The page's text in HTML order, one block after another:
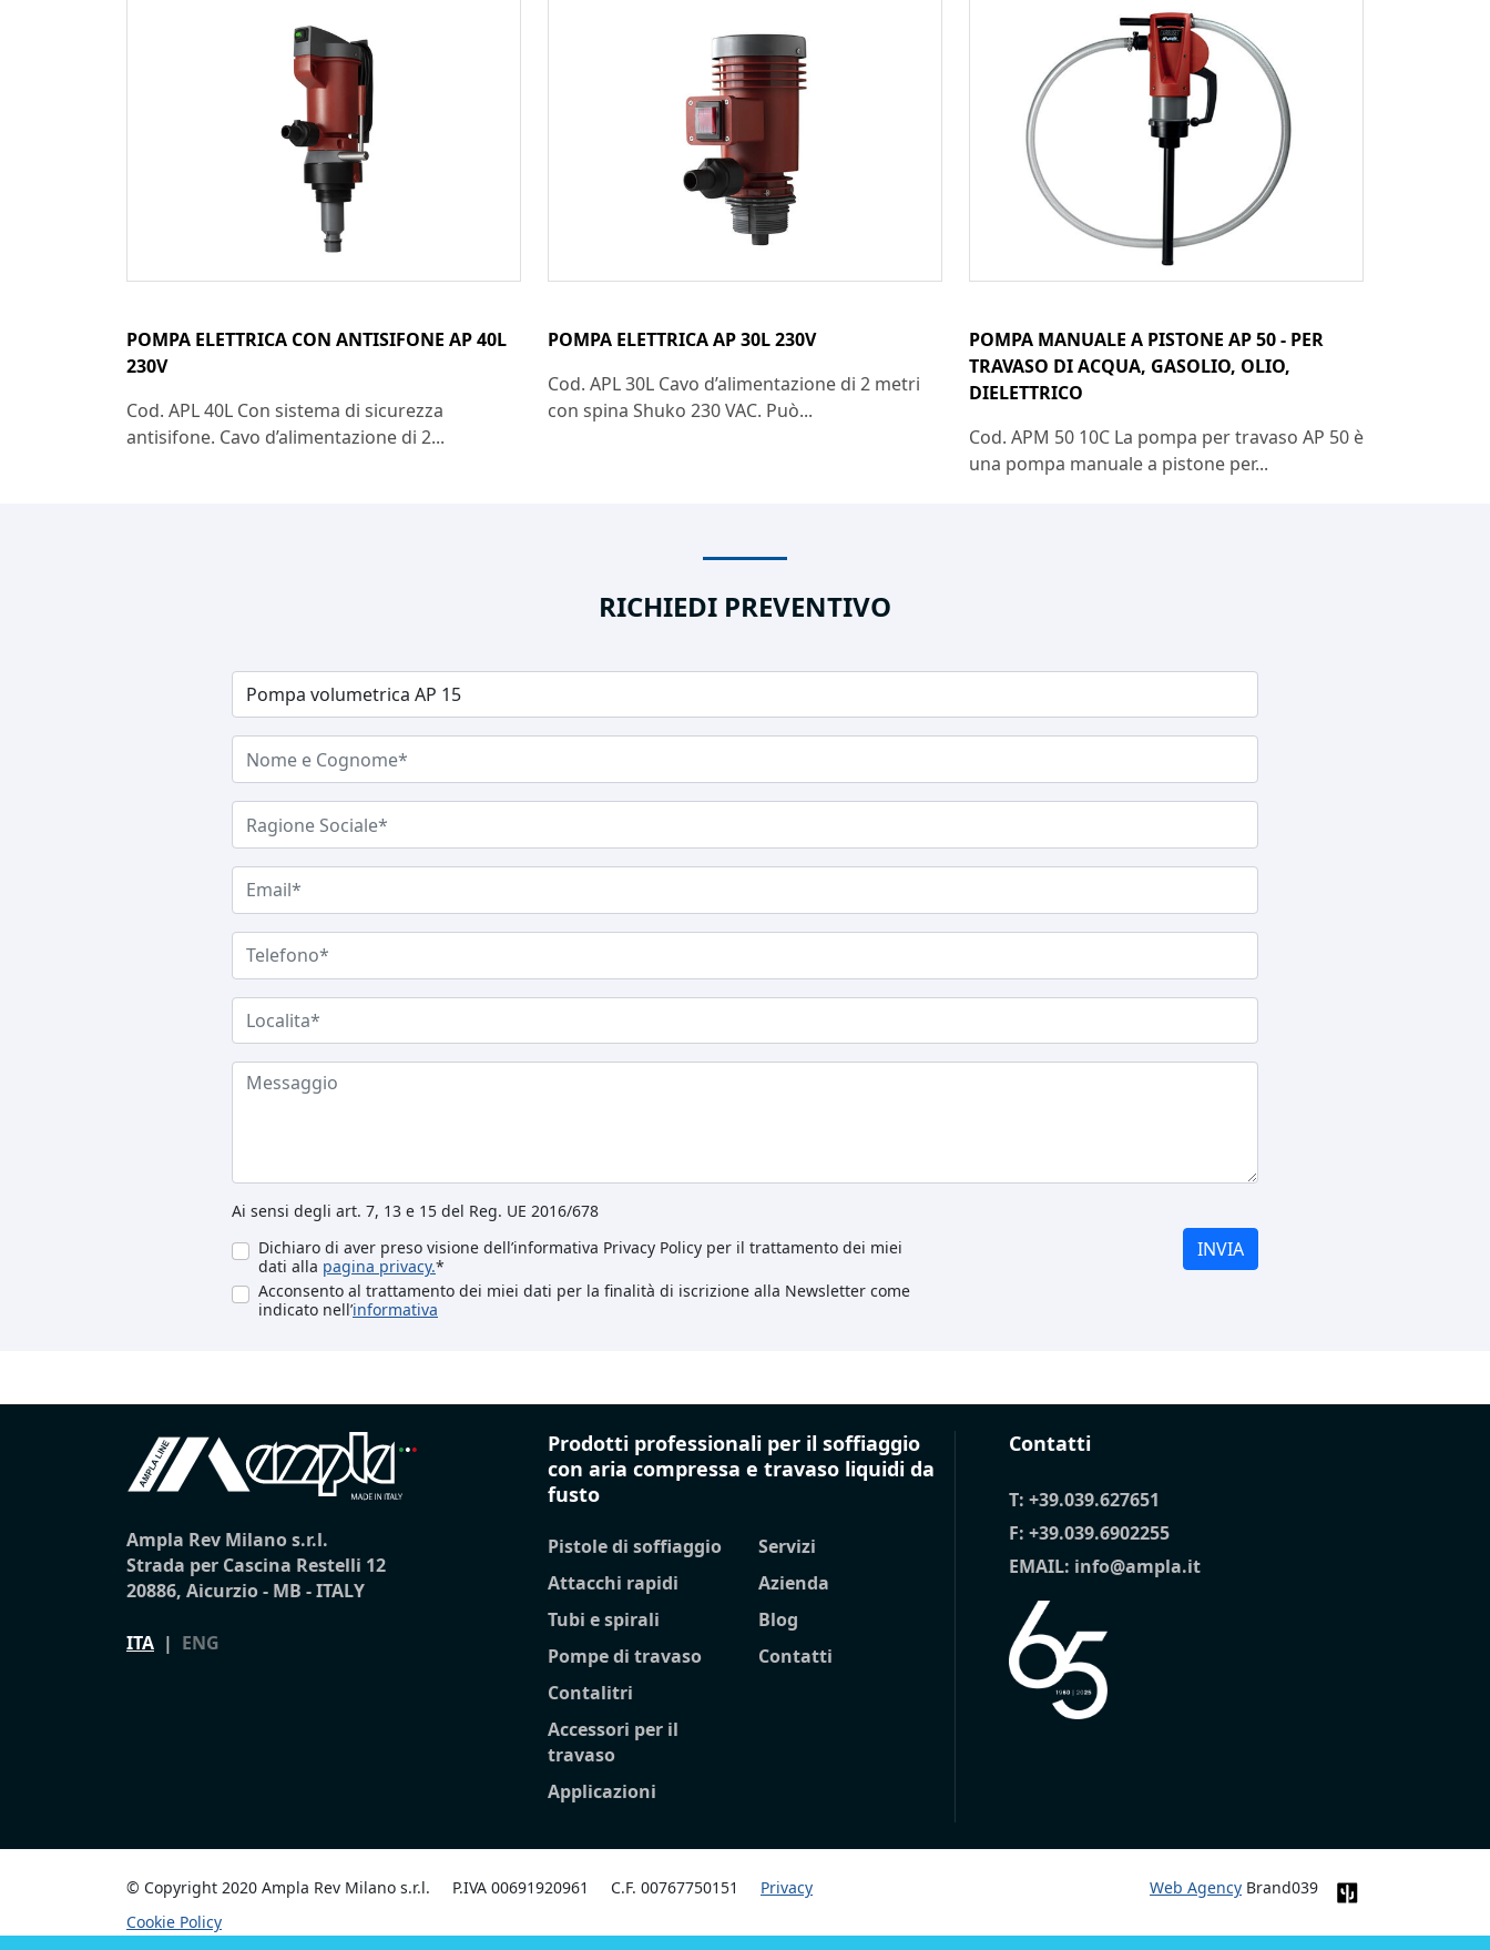
POMPA ELETTRICA CON ANTISIFONE AP 40L
230V
Cod. APL 40L Con sistema di sicurezza
antisifone. Cavo d’alimentazione di 2...
POMPA ELETTRICA AP 30L 230V
Cod. APL 30L Cavo d’alimentazione di 2 metri
con spina Shuko 230 VAC. Può...
POMPA MANUALE A PISTONE AP 50 - PER
TRAVASO DI ACQUA, GASOLIO, OLIO,
DIELETTRICO
Cod. APM 50 10C La pompa per travaso AP 50 è
una pompa manuale a pistone per...
RICHIEDI PREVENTIVO
Ai sensi degli art. 7, 13 e 15 del Reg. UE 2016/678
Dichiaro di aver preso visione dell’informativa Privacy Policy per il trattamento dei miei
dati alla pagina privacy.*
Acconsento al trattamento dei miei dati per la finalità di iscrizione alla Newsletter come
indicato nell’informativa
INVIA
Ampla Rev Milano s.r.l.
Strada per Cascina Restelli 12
20886, Aicurzio - MB - ITALY
ITA | ENG
Prodotti professionali per il soffiaggio
con aria compressa e travaso liquidi da
fusto
Pistole di soffiaggio
Attacchi rapidi
Tubi e spirali
Pompe di travaso
Contalitri
Accessori per il
travaso
Applicazioni
Servizi
Azienda
Blog
Contatti
Contatti
T: +39.039.627651
F: +39.039.6902255
EMAIL: info@ampla.it
© Copyright 2020 Ampla Rev Milano s.r.l. P.IVA 00691920961 C.F. 00767750151
Privacy
Cookie Policy
Web Agency Brand039